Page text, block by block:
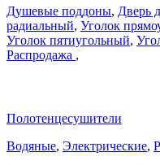
Душевые поддоны, Дверь
радиальный, Уголок
Уголок пятиугольный,
Распродажа ,
Полотенцесушители
Водяные, Электрические,